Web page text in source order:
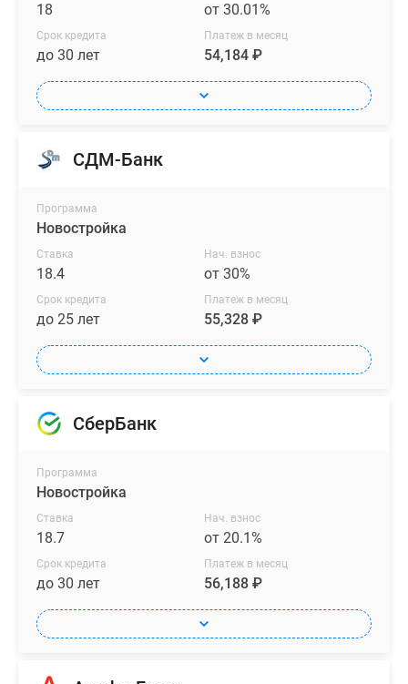
18 от 30.01%
Срок кредита
до 30 лет
Платеж в месяц
54,184 ₽
СДМ-Банк
Программа
Новостройка
Ставка
18.4
Нач. взнос
от 30%
Срок кредита
до 25 лет
Платеж в месяц
55,328 ₽
СберБанк
Программа
Новостройка
Ставка
18.7
Нач. взнос
от 20.1%
Срок кредита
до 30 лет
Платеж в месяц
56,188 ₽